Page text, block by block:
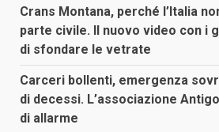
Crans Montana, perché l’Italia
parte civile. Il nuovo video con i
di sfondare le vetrate
Carceri bollenti, emergenza
di decessi. L’associazione
di allarme